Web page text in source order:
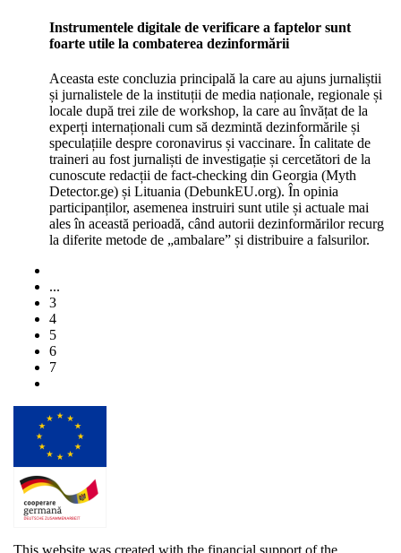
Instrumentele digitale de verificare a faptelor sunt
foarte utile la combaterea dezinformării
Aceasta este concluzia principală la care au ajuns jurnaliștii
și jurnalistele de la instituții de media naționale, regionale și
locale după trei zile de workshop, la care au învățat de la
experți internaționali cum să dezmintă dezinformările și
speculațiile despre coronavirus și vaccinare. În calitate de
traineri au fost jurnaliști de investigație și cercetători de la
cunoscute redacții de fact-checking din Georgia (Myth
Detector.ge) și Lituania (DebunkEU.org). În opinia
participanților, asemenea instruiri sunt utile și actuale mai
ales în această perioadă, când autorii dezinformărilor recurg
la diferite metode de „ambalare” și distribuire a falsurilor.
...
3
4
5
6
7